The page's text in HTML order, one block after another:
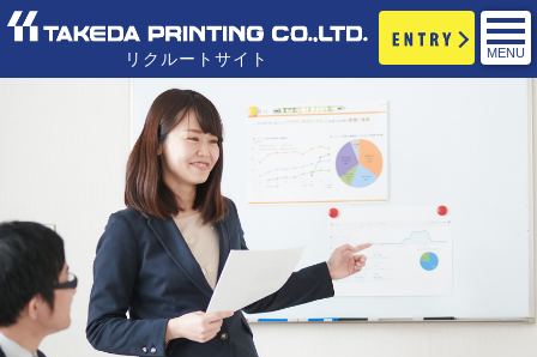
リクルートサイト